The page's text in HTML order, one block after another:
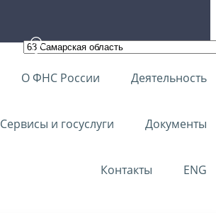
О ФНС России Деятельность
Сервисы и госуслуги Документы
Контакты ENG